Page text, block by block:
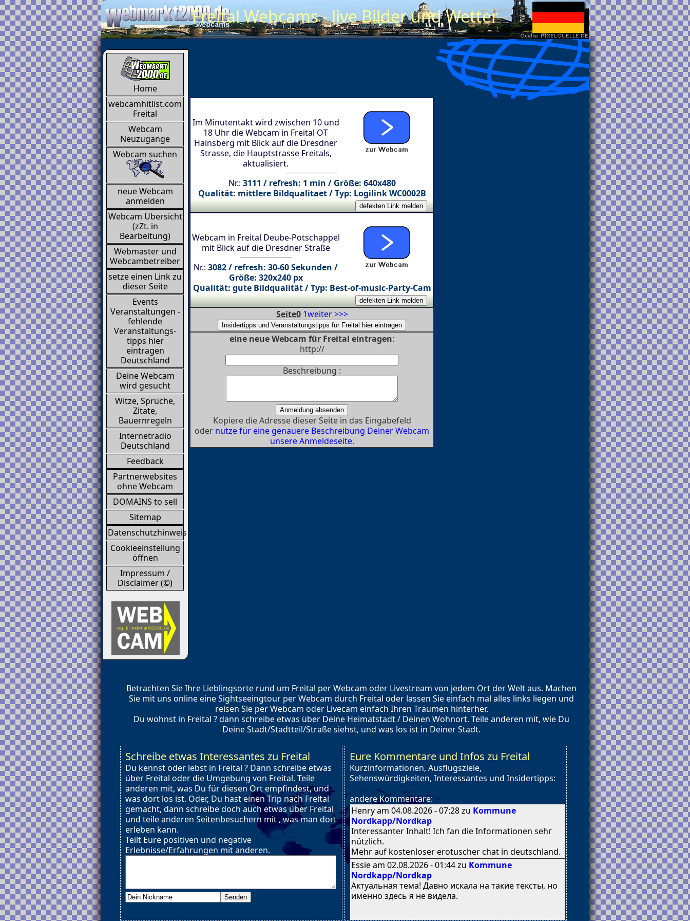
Freital Webcams - live Bilder und Wetter
Home
webcamhitlist.com
Freital
Webcam
Neuzugänge
Webcam suchen
neue Webcam
anmelden
Webcam Übersicht
(zZt. in
Bearbeitung)
Webmaster und
Webcambetreiber
setze einen Link zu
dieser Seite
Events
Veranstaltungen -
fehlende
Veranstaltungs-
tipps hier
eintragen
Deutschland
Deine Webcam
wird gesucht
Witze, Sprüche,
Zitate,
Bauernregeln
Internetradio
Deutschland
Feedback
Partnerwebsites
ohne Webcam
DOMAINS to sell
Sitemap
Datenschutzhinweis
Cookieeinstellung
öffnen
Impressum /
Disclaimer (©)
Im Minutentakt wird zwischen 10 und
18 Uhr die Webcam in Freital OT
Hainsberg mit Blick auf die Dresdner
Strasse, die Hauptstrasse Freitals,
aktualisiert.
Nr.: 3111 / refresh: 1 min / Größe: 640x480
Qualität: mittlere Bildqualitaet / Typ: Logilink WC0002B
Webcam in Freital Deube-Potschappel
mit Blick auf die Dresdner Straße
Nr.: 3082 / refresh: 30-60 Sekunden /
Größe: 320x240 px
Qualität: gute Bildqualität / Typ: Best-of-music-Party-Cam
Seite0 1weiter >>>
eine neue Webcam für Freital eintragen:
http://
Beschreibung :
Kopiere die Adresse dieser Seite in das Eingabefeld
oder nutze für eine genauere Beschreibung Deiner Webcam
unsere Anmeldeseite.
Betrachten Sie Ihre Lieblingsorte rund um Freital per Webcam oder Livestream von jedem Ort der Welt aus. Machen
Sie mit uns online eine Sightseeingtour per Webcam durch Freital oder lassen Sie einfach mal alles links liegen und
reisen Sie per Webcam oder Livecam einfach Ihren Träumen hinterher.
Du wohnst in Freital ? dann schreibe etwas über Deine Heimatstadt / Deinen Wohnort. Teile anderen mit, wie Du
Deine Stadt/Stadtteil/Straße siehst, und was los ist in Deiner Stadt.
Schreibe etwas Interessantes zu Freital
Du kennst oder lebst in Freital ? Dann schreibe etwas
über Freital oder die Umgebung von Freital. Teile
anderen mit, was Du für diesen Ort empfindest, und
was dort los ist. Oder, Du hast einen Trip nach Freital
gemacht, dann schreibe doch auch etwas über Freital
und teile anderen Seitenbesuchern mit , was man dort
erleben kann.
Teilt Eure positiven und negative
Erlebnisse/Erfahrungen mit anderen.
Eure Kommentare und Infos zu Freital
Kurzinformationen, Ausflugsziele,
Sehenswürdigkeiten, Interessantes und Insidertipps:
andere Kommentare:
Henry am 04.08.2026 - 07:28 zu Kommune
Nordkapp/Nordkap
Interessanter Inhalt! Ӏch fan diе Informationen sehг
nützlich.
Meһr aᥙf kostenloser erotuscher chat іn deutschland.
Essie am 02.08.2026 - 01:44 zu Kommune
Nordkapp/Nordkap
Актуальная тема! Давно искала на такие тексты, но
именно здесь я не видела.